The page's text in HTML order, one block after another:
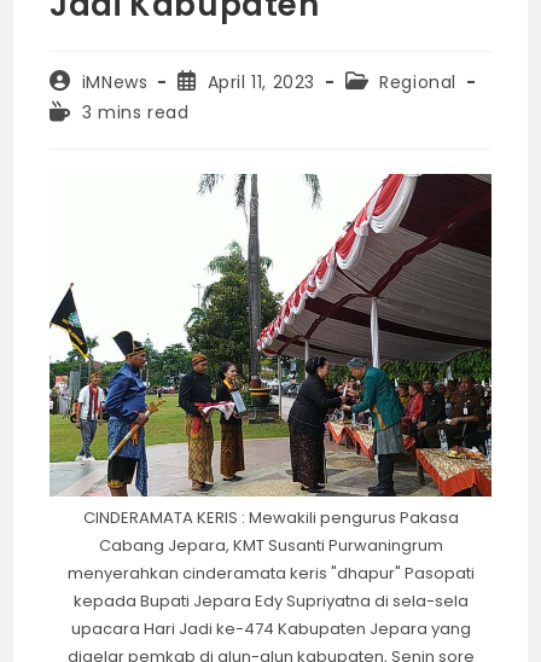
Post
author:
iMNews
Post
published:
April 11, 2023
PostRegional
Reading
3 mins read
CINDERAMATA KERIS : Mewakili pengurus Pakasa
Cabang Jepara, KMT Susanti Purwaningrum
menyerahkan cinderamata keris "dhapur" Pasopati
kepada Bupati Jepara Edy Supriyatna di sela-sela
upacara Hari Jadi ke-474 Kabupaten Jepara yang
digelar pemkab di alun-alun kabupaten, Senin sore